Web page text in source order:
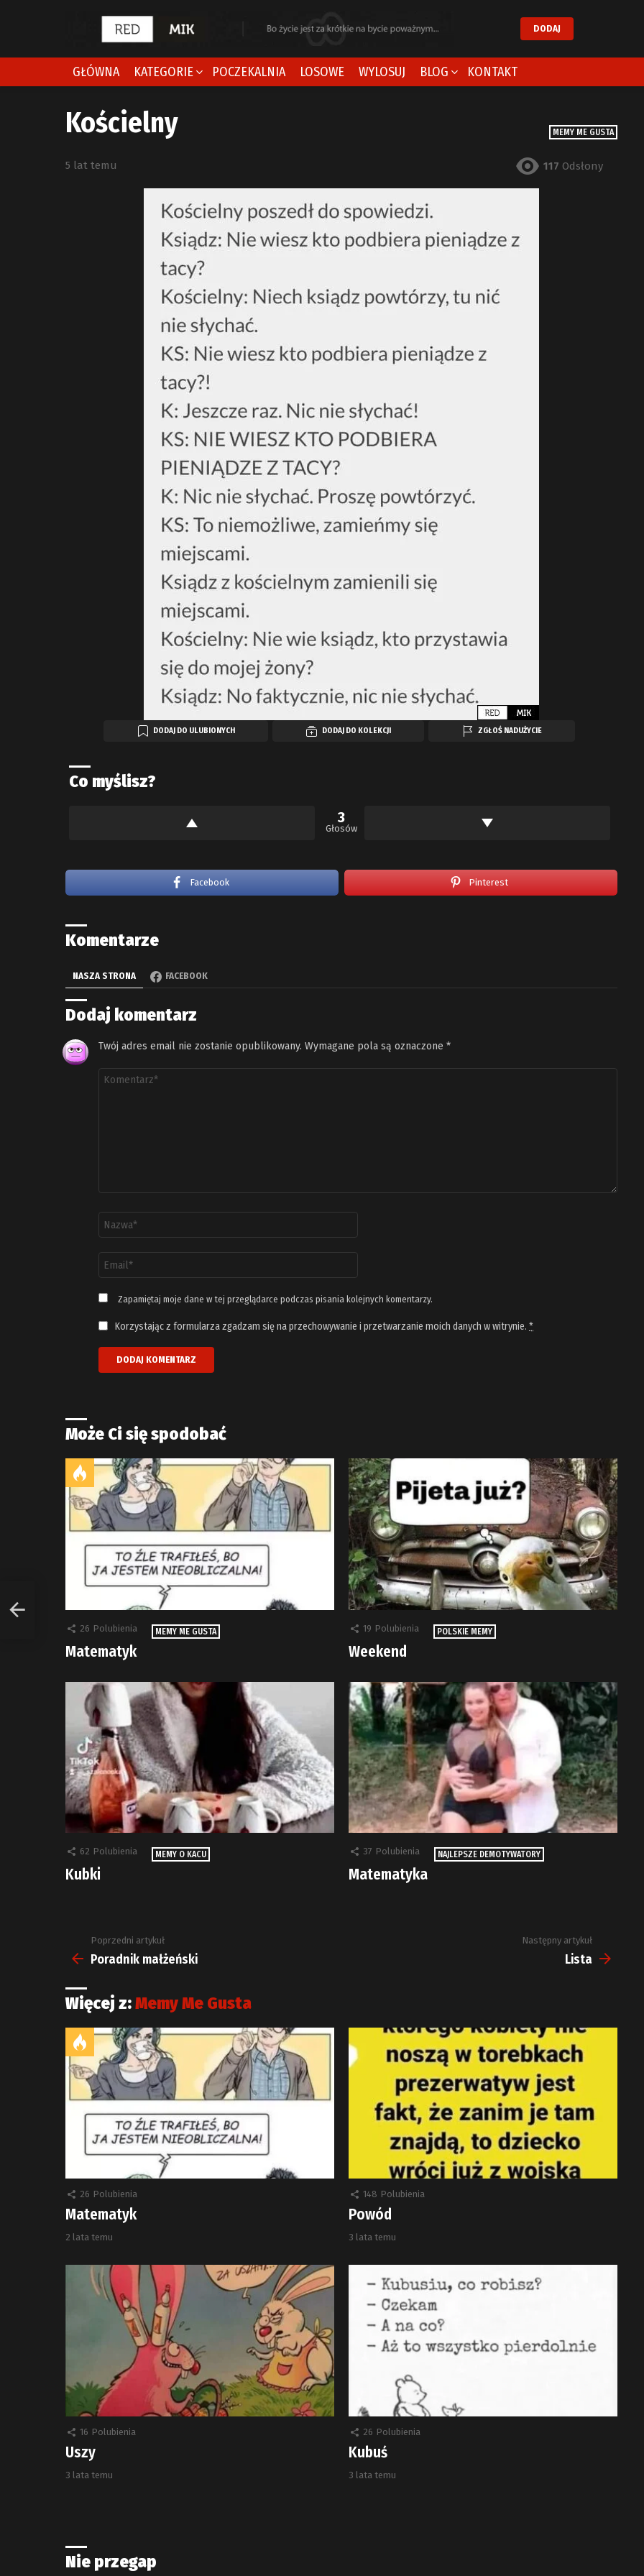
DODAJ
GŁÓWNA KATEGORIE POCZEKALNIA LOSOWE WYLOSUJ BLOG KONTAKT
MEMY ME GUSTA
Kościelny
5 lat temu 117 Odsłony
DODAJ DO ULUBIONYCH DODAJ DO KOLEKCJI ZGŁOŚ NADUŻYCIE
Co myślisz?
3
Głosów
Facebook Pinterest
Komentarze
NASZA STRONA FACEBOOK
Dodaj komentarz
Twój adres email nie zostanie opublikowany. Wymagane pola są oznaczone *
Komentarz
email
*
Zapamiętaj moje dane w tej przeglądarce podczas pisania kolejnych komentarzy.
Korzystając z formularza zgadzam się na przechowywanie i przetwarzanie moich danych w witrynie. *
Może Ci się spodobać
26 Polubienia MEMY ME GUSTA
Matematyk
19 Polubienia POLSKIE MEMY
Weekend
62 Polubienia MEMY O KACU
Kubki
37 Polubienia NAJLEPSZE DEMOTYWATORY
Matematyka
Zobacz
więcej
Poprzedni artykuł
Poradnik małżeński
Następny artykuł
Lista
Więcej z:Memy Me Gusta
26 Polubienia
Matematyk
2 lata temu
148 Polubienia
Powód
3 lata temu
16 Polubienia
Uszy
3 lata temu
26 Polubienia
Kubuś
3 lata temu
Nie przegap